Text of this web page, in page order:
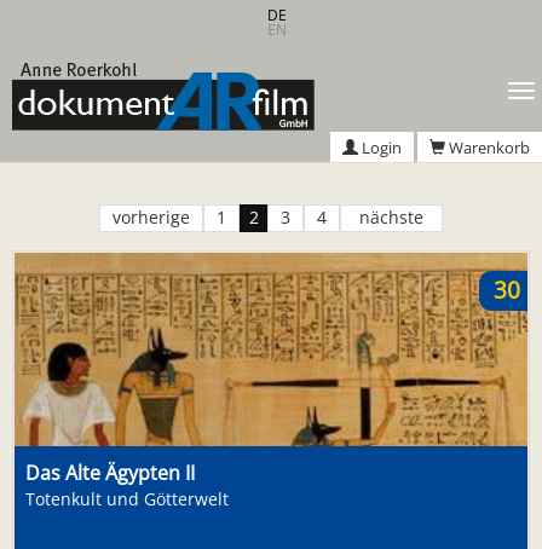
springen
DE
EN
Login Warenkorb
vorherige 1 2 3 4 nächste
30
Das Alte Ägypten II
Totenkult und Götterwelt